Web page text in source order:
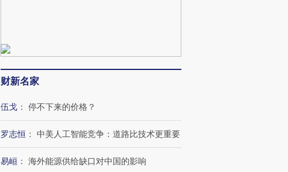
财新名家
伍戈 ： 停不下来的价格？
罗志恒 ： 中美人工智能竞争：道路比技术更重要
易峘 ： 海外能源供给缺口对中国的影响